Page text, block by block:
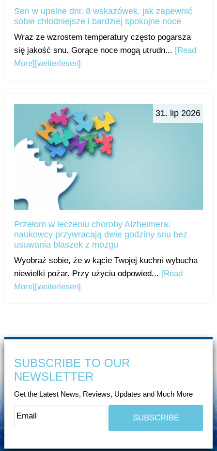
Sen w upalne dni: 8 wskazówek, jak zapewnić
sobie chłodniejsze i bardziej spokojne noce
Wraz ze wzrostem temperatury często pogarsza
się jakość snu. Gorące noce mogą utrudn... [Read
More][weiterlesen]
31. lip 2026
Przełom w leczeniu choroby Alzheimera:
naukowcy przywracają dwie godziny snu bez
usuwania blaszek z mózgu
Wyobraź sobie, że w kącie Twojej kuchni wybucha
niewielki pożar. Przy użyciu odpowied... [Read
More][weiterlesen]
SUBSCRIBE TO OUR
NEWSLETTER
Get the Latest News, Reviews, Updates and Much More